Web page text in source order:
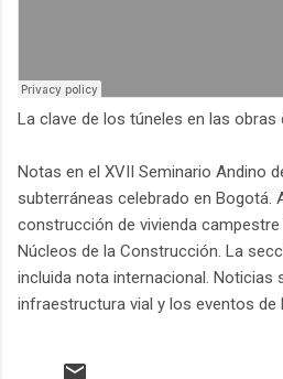
La clave de los túneles en las obras
Notas en el XVII Seminario Andino
subterráneas celebrado en Bogotá.
construcción de vivienda
Núcleos de la Construcción. La
incluida nota internacional. Noticias
infraestructura vial y los eventos de